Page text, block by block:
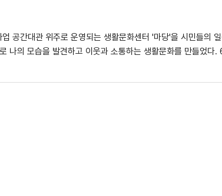
여 판
고 이웃과 소통하는 생활문화를 만들었다. 6월 21일부터 10월 30일까지 총 4개의